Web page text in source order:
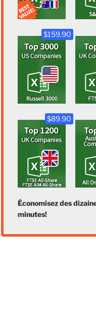
$159.90
$89.90
Économisez des
minutes!